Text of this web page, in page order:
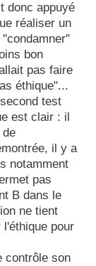
donc appuyé
réaliser un
bon
pas faire
éthique"...
test
est clair : il
de
il y a
notamment
pas
B dans le
ne tient
pour
contrôle son